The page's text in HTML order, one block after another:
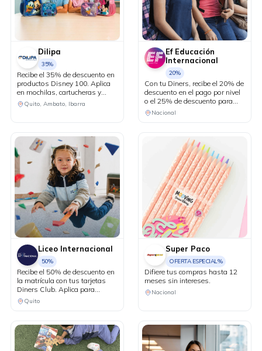
Dilipa
35%
Recibe el 35% de descuento en
productos Disney 100. Aplica
en mochilas, cartucheras y
loncheras.
Quito, Ambato, Ibarra
Ef Educación
Internacional
20%
Con tu Diners, recibe el 20% de
descuento en el pago por nivel
o el 25% de descuento para
hermanos en el programa de
regreso a clases, además de
Vigencia: hasta el 31 de
agosto. Aplican condiciones.
Cupos limitados.
Nacional
Liceo Internacional
50%
Recibe el 50% de descuento en
la matrícula con tus tarjetas
Diners Club. Aplica para
estudiantes nuevos.
Quito
Super Paco
OFERTA ESPECIAL%
Difiere tus compras hasta 12
meses sin intereses.
Nacional